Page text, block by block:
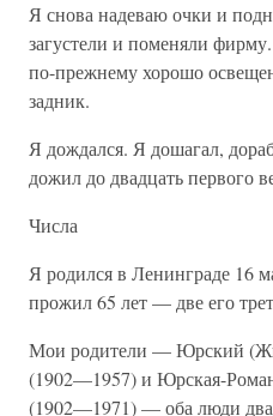
Я снова надеваю очки и
загустели и поменяли
по-прежнему хорошо
задник.
Я дождался. Я дошагал,
дожил до двадцать первого
Числа
Я родился в Ленинграде 16
прожил 65 лет — две его
Мои родители — Юрский
(1902—1957) и Юрская-
(1902—1971) — оба люди